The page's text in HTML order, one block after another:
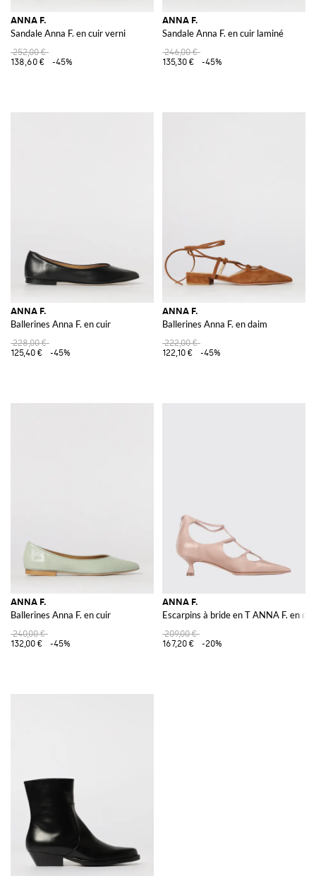
ANNA F.
Sandale Anna F. en cuir verni
252,00 €
138,60 €
-45%
ANNA F.
Sandale Anna F. en cuir laminé
246,00 €
135,30 €
-45%
ANNA F.
Ballerines Anna F. en cuir
228,00 €
125,40 €
-45%
ANNA F.
Ballerines Anna F. en daim
222,00 €
122,10 €
-45%
ANNA F.
Ballerines Anna F. en cuir
240,00 €
132,00 €
-45%
ANNA F.
Escarpins à bride en T ANNA F. en
209,00 €
167,20 €
-20%